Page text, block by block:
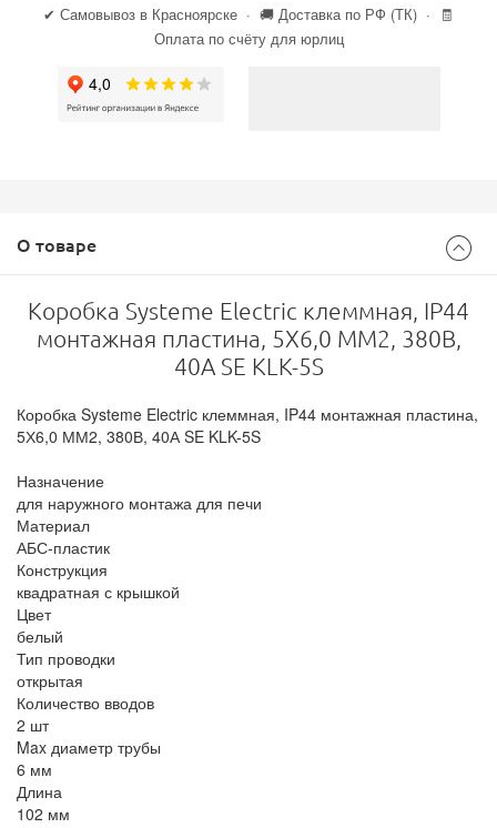
✔ Самовывоз в Красноярске · 🚚 Доставка по РФ (ТК) · 🧾
Оплата по счёту для юрлиц
О товаре
Коробка Systeme Electric клеммная, IP44
монтажная пластина, 5Х6,0 ММ2, 380В,
40А SE KLK-5S
Коробка Systeme Electric клеммная, IP44 монтажная пластина,
5Х6,0 ММ2, 380В, 40А SE KLK-5S
Назначение
для наружного монтажа для печи
Материал
АБС-пластик
Конструкция
квадратная с крышкой
Цвет
белый
Тип проводки
открытая
Количество вводов
2 шт
Max диаметр трубы
6 мм
Длина
102 мм